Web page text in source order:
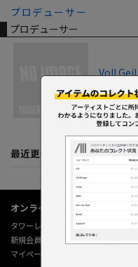
プロデューサー
プロデューサー
Voll Geil
2000
最近更新してくれた人たち
オンラインショップ情報
タワーレコード オンライン
新規会員登録
マイページ